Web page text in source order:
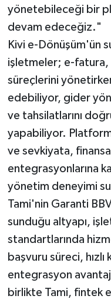
yönetebileceği bir
devam edeceğiz."
Kivi e-Dönüşüm'ün
işletmeler; e-
süreçlerini
edebiliyor, gider
ve tahsilatlarını
yapabiliyor.
ve sevkiyata,
entegrasyonlarına
yönetim deneyimi
Tami'nin Garanti
sunduğu altyapı,
standartlarında
başvuru süreci,
entegrasyon
birlikte Tami, fintek